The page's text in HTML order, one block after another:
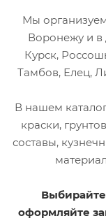
Мы
Воронежу и в
Курск,
Тамбов, Елец,
В нашем
краски,
составы,
оформляйте